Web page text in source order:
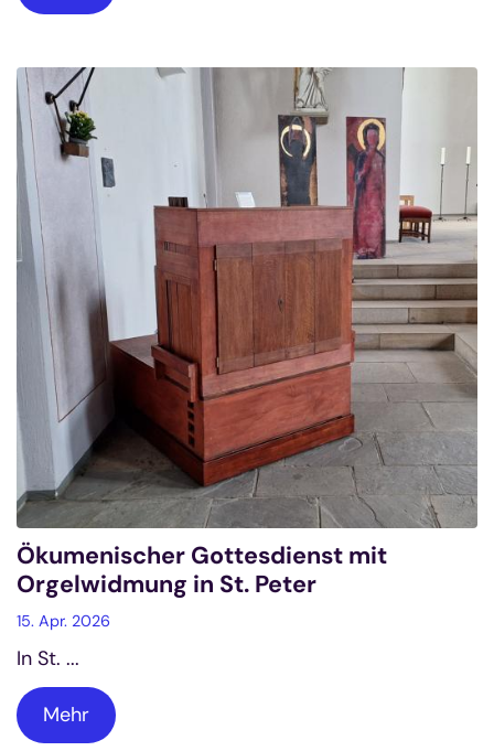
Ökumenischer Gottesdienst mit
Orgelwidmung in St. Peter
15. Apr. 2026
In St. ...
Mehr